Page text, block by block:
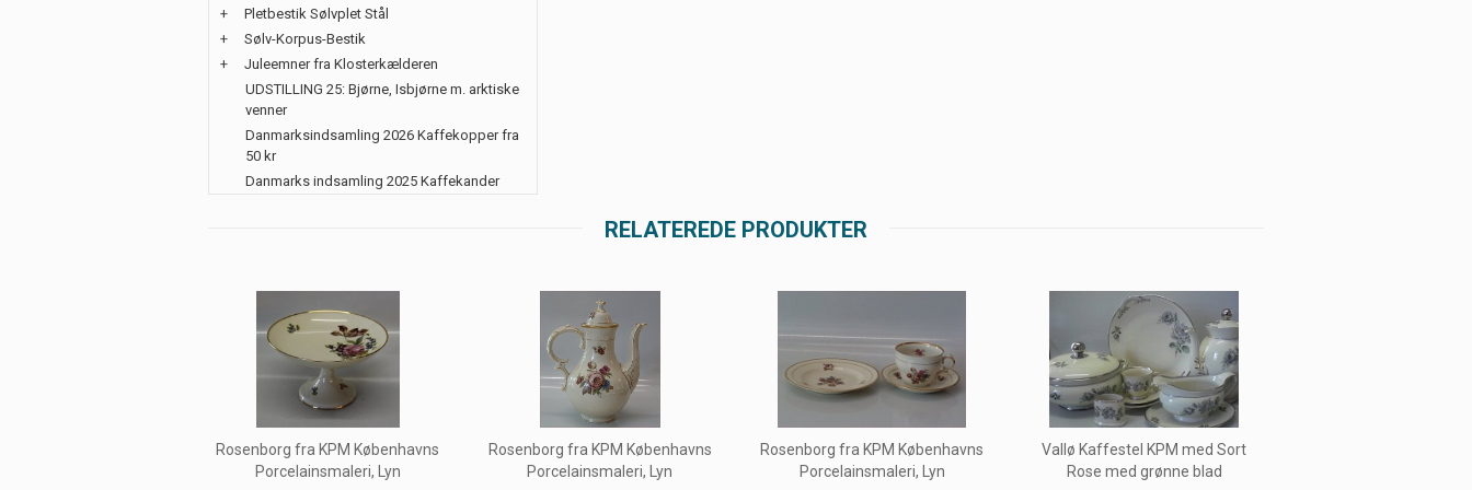
+
Pletbestik Sølvplet Stål
+
Sølv-Korpus-Bestik
+
Juleemner fra Klosterkælderen
UDSTILLING 25: Bjørne, Isbjørne m. arktiske
venner
Danmarksindsamling 2026 Kaffekopper fra
50 kr
Danmarks indsamling 2025 Kaffekander
RELATEREDE PRODUKTER
Rosenborg fra KPM Københavns
Porcelainsmaleri, Lyn
Rosenborg fra KPM Københavns
Porcelainsmaleri, Lyn
Rosenborg fra KPM Københavns
Porcelainsmaleri, Lyn
Vallø Kaffestel KPM med Sort
Rose med grønne blad